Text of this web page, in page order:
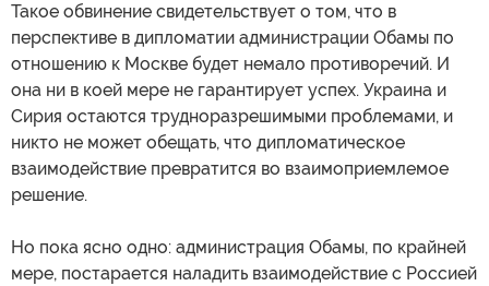
Такое обвинение свидетельствует о том, что в
перспективе в дипломатии администрации Обамы по
отношению к Москве будет немало противоречий. И
она ни в коей мере не гарантирует успех. Украина и
Сирия остаются трудноразрешимыми проблемами, и
никто не может обещать, что дипломатическое
взаимодействие превратится во взаимоприемлемое
решение.
Но пока ясно одно: администрация Обамы, по крайней
мере, постарается наладить взаимодействие с Россией